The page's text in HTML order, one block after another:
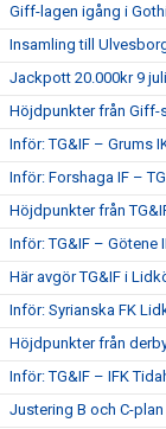
Giff-lagen igång i
Insamling till
Jackpott 20.000kr 9 juli
Höjdpunkter från Giff-
Inför: TG&IF – Grums
Inför: Forshaga IF –
Höjdpunkter från
Inför: TG&IF – Götene
Här avgör TG&IF i
Inför: Syrianska FK
Höjdpunkter från
Inför: TG&IF – IFK
Justering B och C-plan